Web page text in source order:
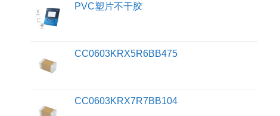
PVC塑片不干胶
CC0603KRX5R6BB475
CC0603KRX7R7BB104